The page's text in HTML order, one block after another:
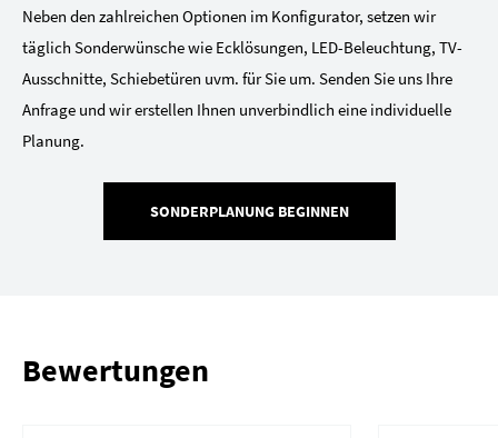
Neben den zahlreichen Optionen im Konfigurator, setzen wir
täglich Sonderwünsche wie Ecklösungen, LED-Beleuchtung, TV-
Ausschnitte, Schiebetüren uvm. für Sie um. Senden Sie uns Ihre
Anfrage und wir erstellen Ihnen unverbindlich eine individuelle
Planung.
SONDERPLANUNG BEGINNEN
Bewertungen